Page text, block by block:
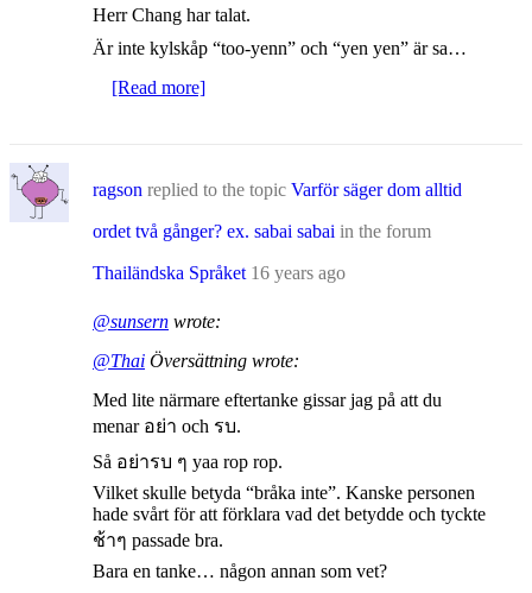
Herr Chang har talat.
Är inte kylskåp “too-yenn” och “yen yen” är sa…
[Read more]
ragson replied to the topic Varför säger dom alltid
ordet två gånger? ex. sabai sabai in the forum
Thailändska Språket 16 years ago
@sunsern wrote:
@Thai Översättning wrote:
Med lite närmare eftertanke gissar jag på att du
menar อย่า och รบ.
Så อย่ารบ ๆ yaa rop rop.
Vilket skulle betyda “bråka inte”. Kanske personen
hade svårt för att förklara vad det betydde och tyckte
ช้าๆ passade bra.
Bara en tanke… någon annan som vet?